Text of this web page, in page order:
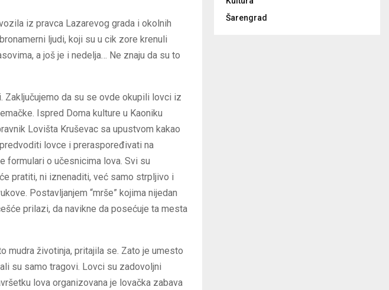
iz pravca Lazarevog grada i okolnih
ljudi, koji su u cik zore krenuli
a još je i nedelja… Ne znaju da su to
Zaključujemo da su se ovde okupili lovci iz
Ispred Doma kulture u Kaoniku
Lovišta Kruševac sa upustvom kakao
lovce i preraspoređivati na
formulari o učesnicima lova. Svi su
pratiti, ni iznenaditi, već samo strpljivo i
Postavljanjem “mrše” kojima nijedan
prilazi, da navikne da posećuje ta mesta
mudra životinja, pritajila se. Zato je umesto
su samo tragovi. Lovci su zadovoljni
lova organizovana je lovačka zabava
Šarengrad